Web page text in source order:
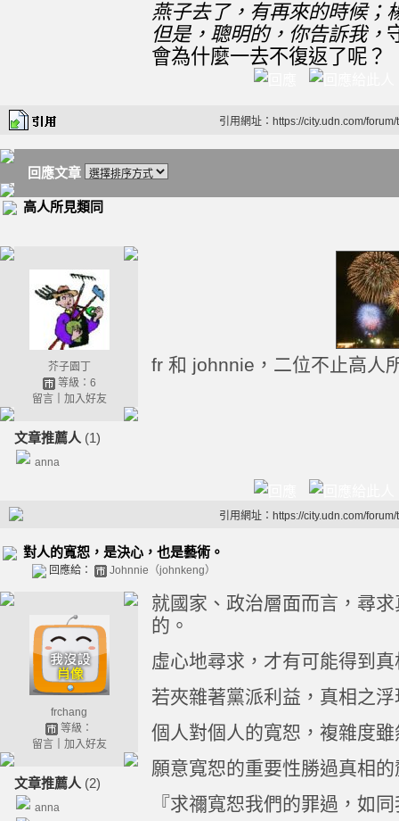
燕子去了，有再來的時候
但是，聰明的，你告訴我，
會為什麼一去不復返了呢？
引用網址：https://city.udn.com/
回應文章
高人所見類同
芥子園丁
等級：6
留言｜ 加入好友
文章推薦人 (1)
anna
fr 和 johnnie，二位不止高人
引用網址：https://city.udn.com/
對人的寬恕，是決心，也是藝術。
回應給： Johnnie（johnkeng）
frchang
等級：
留言｜ 加入好友
文章推薦人 (2)
anna
就國家、政治層面而言，尋
的。
虛心地尋求，才有可能得到
若夾雜著黨派利益，真相之
個人對個人的寬恕，複雜度
願意寬恕的重要性勝過真相
『求禰寬恕我們的罪過，如